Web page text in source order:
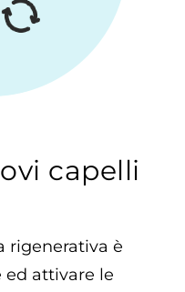
capelli
rigenerativa è
ed attivare le